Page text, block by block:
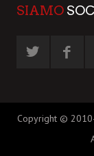
SIAMO
Copyright ©